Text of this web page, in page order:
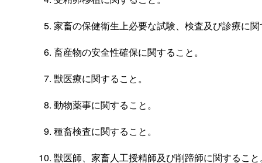
家畜の保健衛生上必要な試験、検査及び診療に関
畜産物の安全性確保に関すること。
獣医療に関すること。
動物薬事に関すること。
種畜検査に関すること。
獣医師、家畜人工授精師及び削蹄師に関すること。